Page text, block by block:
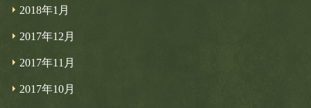
2018年1月
2017年12月
2017年11月
2017年10月